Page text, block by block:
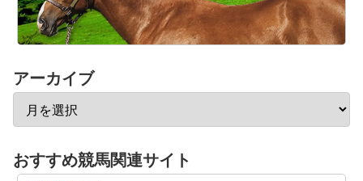
アーカイブ
おすすめ競馬関連サイト